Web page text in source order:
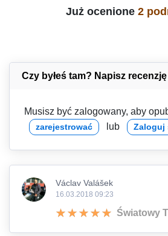
Już ocenione 2
Czy byłeś tam? Napisz
Musisz być zalogowany, aby
zarejestrować lub Zaloguj
Václav Valášek
16.03.2018 09:23
Światowy